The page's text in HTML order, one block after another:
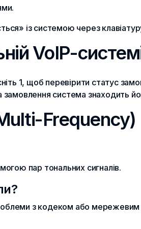
із системою через
VoIP-
1, щоб перевірити статус
система знаходить
Frequency)
пар тональних сигналів.
з кодеком або